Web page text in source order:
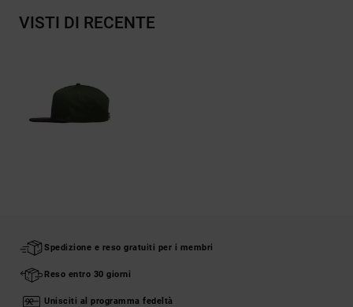
VISTI DI RECENTE
Spedizione e reso gratuiti per i membri
Reso entro 30 giorni
Unisciti al programma fedeltà